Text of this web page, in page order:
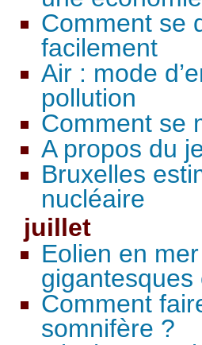
Comment se
facilement
Air : mode
pollution
Comment se
A propos du
Bruxelles
nucléaire
juillet
Eolien en
Comment
somnifère ?